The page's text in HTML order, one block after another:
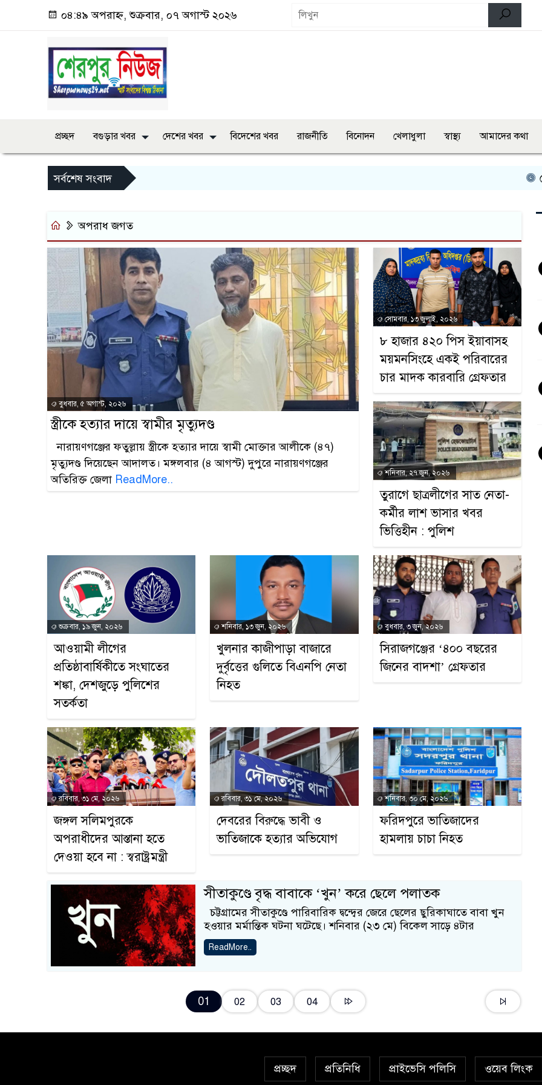
০৪:৪৯ অপরাহ্ন, শুক্রবার, ০৭ অগাস্ট ২০২৬
প্রচ্ছদ বগুড়ার খবর দেশের খবর বিদেশের খবর রাজনীতি বিনোদন খেলাধুলা স্বাস্থ্য আমাদের কথা
সর্বশেষ সংবাদ
অপরাধ জগত
বুধবার, ৫ অগাস্ট, ২০২৬
স্ত্রীকে হত্যার দায়ে স্বামীর মৃত্যুদণ্ড
নারায়ণগঞ্জের ফতুল্লায় স্ত্রীকে হত্যার দায়ে স্বামী মোক্তার আলীকে (৪৭)
মৃত্যুদণ্ড দিয়েছেন আদালত। মঙ্গলবার (৪ আগস্ট) দুপুরে নারায়ণগঞ্জের
অতিরিক্ত জেলা ReadMore..
সোমবার, ১৩ জুলাই, ২০২৬
৮ হাজার ৪২০ পিস ইয়াবাসহ
ময়মনসিংহে একই পরিবারের
চার মাদক কারবারি গ্রেফতার
শনিবার, ২৭ জুন, ২০২৬
তুরাগে ছাত্রলীগের সাত নেতা-
কর্মীর লাশ ভাসার খবর
ভিত্তিহীন : পুলিশ
শুক্রবার, ১৯ জুন, ২০২৬
আওয়ামী লীগের
প্রতিষ্ঠাবার্ষিকীতে সংঘাতের
শঙ্কা, দেশজুড়ে পুলিশের
সতর্কতা
শনিবার, ১৩ জুন, ২০২৬
খুলনার কাজীপাড়া বাজারে
দুর্বৃত্তের গুলিতে বিএনপি নেতা
নিহত
বুধবার, ৩ জুন, ২০২৬
সিরাজগঞ্জের ‘৪০০ বছরের
জিনের বাদশা’ গ্রেফতার
রবিবার, ৩১ মে, ২০২৬
জঙ্গল সলিমপুরকে
অপরাধীদের আস্তানা হতে
দেওয়া হবে না : স্বরাষ্ট্রমন্ত্রী
রবিবার, ৩১ মে, ২০২৬
দেবরের বিরুদ্ধে ভাবী ও
ভাতিজাকে হত্যার অভিযোগ
শনিবার, ৩০ মে, ২০২৬
ফরিদপুরে ভাতিজাদের
হামলায় চাচা নিহত
সীতাকুণ্ডে বৃদ্ধ বাবাকে ‘খুন’ করে ছেলে পলাতক
চট্টগ্রামের সীতাকুণ্ডে পারিবারিক দ্বন্দ্বের জেরে ছেলের ছুরিকাঘাতে বাবা খুন
হওয়ার মর্মান্তিক ঘটনা ঘটেছে। শনিবার (২৩ মে) বিকেল সাড়ে ৪টার
ReadMore..
01 02 03 04
প্রচ্ছদ প্রতিনিধি প্রাইভেসি পলিসি ওয়েব লিংক